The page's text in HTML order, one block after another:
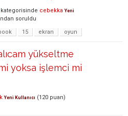
kategorisinde cebekka Yeni
soruldu
15 ekran oyun
yükseltme
yoksa işlemci mi
Yeni Kullanıcı (120 puan)